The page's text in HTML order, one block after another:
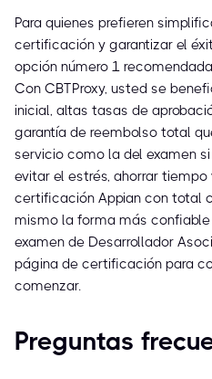
Para quienes prefieren
certificación y garantizar el
opción número 1
Con CBTProxy, usted se
inicial, altas tasas de
garantía de reembolso total
servicio como la del examen
evitar el estrés, ahorrar
certificación Appian con total
mismo la forma más
examen de Desarrollador
página de certificación para
comenzar.
Preguntas